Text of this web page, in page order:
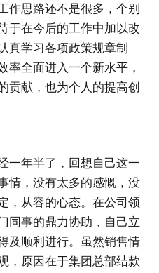
作思路还不是很多，个别
于在今后的工作中加以改
真学习各项政策规章制
率全面进入一个新水平，
贡献，也为个人的提高创
年半了，回想自己这一
情，没有太多的感慨，没
，从容的心态。在公司领
同事的鼎力协助，自己立
及顺利进行。虽然销售情
，原因在于集团总部结款